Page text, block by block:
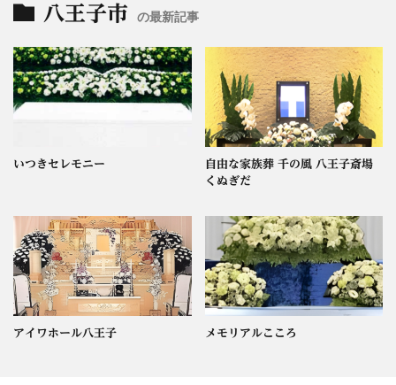
八王子市 の最新記事
いつきセレモニー
自由な家族葬 千の風 八王子斎場
くぬぎだ
アイワホール八王子 メモリアルこころ